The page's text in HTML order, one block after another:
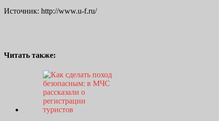
Источник: http://www.u-f.ru/
Читать также: